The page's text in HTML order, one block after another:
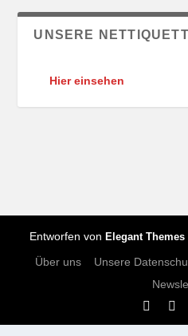
UNSERE
Hier einsehen
Entworfen von Elegant Themes
Über uns Unsere